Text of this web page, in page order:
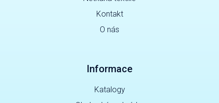
Kontakt
O nás
Informace
Katalogy